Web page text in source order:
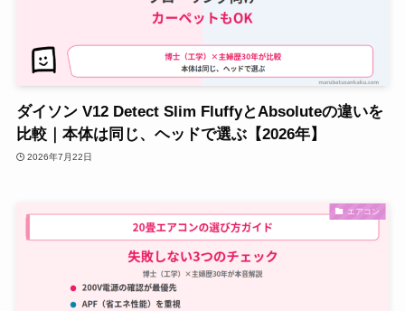
ダイソン V12 Detect Slim FluffyとAbsoluteの違いを
比較｜本体は同じ、ヘッドで選ぶ【2026年】
2026年7月22日
エアコン